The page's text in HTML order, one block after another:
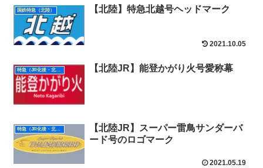
国鉄特急（北陸） 【北陸】特急北越号ヘッドマーク
2021.10.05
【北陸JR】能登かがり火号愛称幕
特急（JR化後・北陸）
【北陸JR】スーパー雷鳥サンダーバ
ード号のロゴマーク
2021.05.19